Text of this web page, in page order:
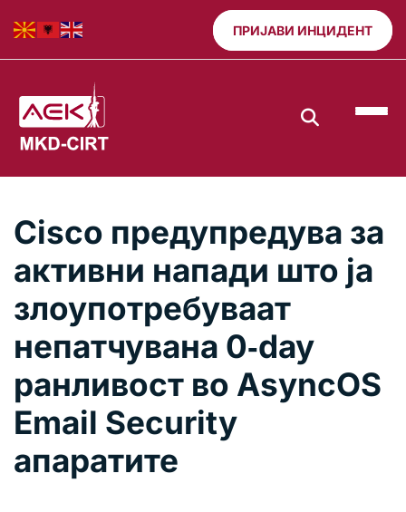
ПРИЈАВИ ИНЦИДЕНТ
Cisco предупредува за
активни напади што ја
злоупотребуваат
непатчувана 0‑day
ранливост во AsyncOS
Email Security
апаратите